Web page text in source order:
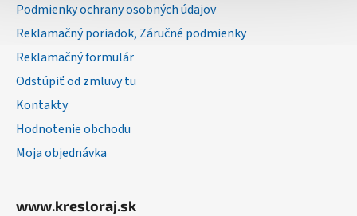
Podmienky ochrany osobných údajov
Reklamačný poriadok, Záručné podmienky
Reklamačný formulár
Odstúpiť od zmluvy tu
Kontakty
Hodnotenie obchodu
Moja objednávka
www.kresloraj.sk